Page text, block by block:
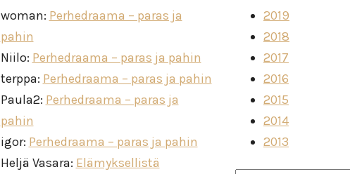
woman: Perhedraama – paras ja
pahin
Niilo: Perhedraama – paras ja pahin
terppa: Perhedraama – paras ja pahin
Paula2: Perhedraama – paras ja
pahin
igor: Perhedraama – paras ja pahin
Heljä Vasara: Elämyksellistä
2019
2018
2017
2016
2015
2014
2013